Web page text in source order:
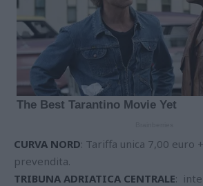
CURVA NORD: Tariffa unica 7,00 euro
prevendita.
TRIBUNA ADRIATICA CENTRALE: